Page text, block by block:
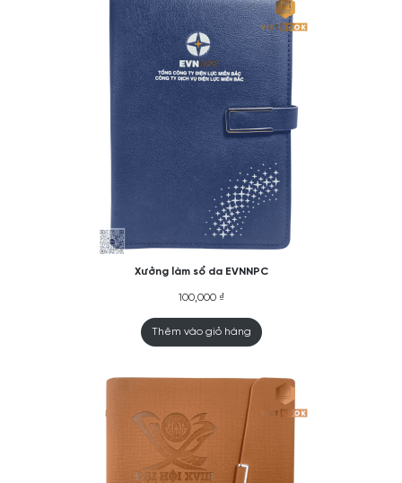
Xưởng làm sổ da EVNNPC
100,000 ₫
Thêm vào giỏ hàng